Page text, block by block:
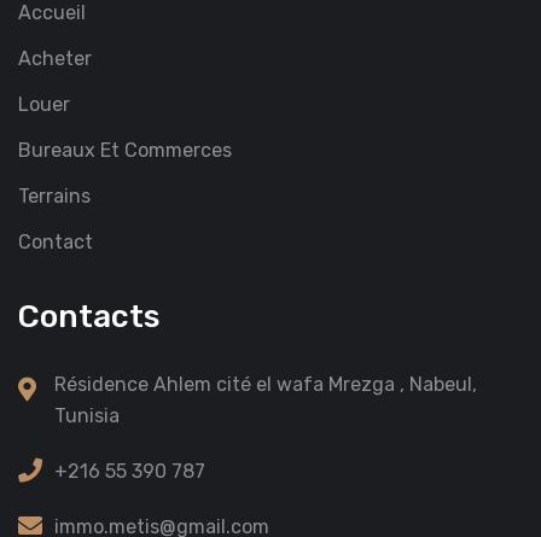
Accueil
Acheter
Louer
Bureaux Et Commerces
Terrains
Contact
Contacts
Résidence Ahlem cité el wafa Mrezga , Nabeul,
Tunisia
+216 55 390 787
immo.metis@gmail.com